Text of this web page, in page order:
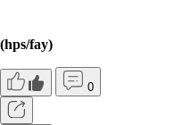
(hps/fay)
0